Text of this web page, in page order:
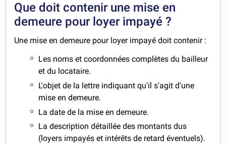
Que doit contenir une mise en
demeure pour loyer impayé ?
Une mise en demeure pour loyer impayé doit contenir :
Les noms et coordonnées complètes du bailleur
et du locataire.
L'objet de la lettre indiquant qu'il s'agit d'une
mise en demeure.
La date de la mise en demeure.
La description détaillée des montants dus
(loyers impayés et intérêts de retard éventuels).